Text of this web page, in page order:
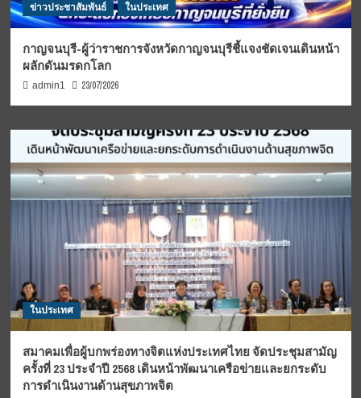
ข่าวประชาสัมพันธ์ ในประเทศ
กาญจนบุรี-ผู้ว่าราชการจังหวัดกาญจนบุรีชี้แจงชัดเจนเดินหน้า
ผลักดันมรดกโลก
admin1 23/07/2026
ในประเทศ
สมาคมเพื่อผู้บกพร่องทางจิตแห่งประเทศไทย จัดประชุมสามัญ
ครั้งที่ 23 ประจำปี 2568 เดินหน้าพัฒนาเครือข่ายและยกระดับ
การดำเนินงานด้านสุขภาพจิต